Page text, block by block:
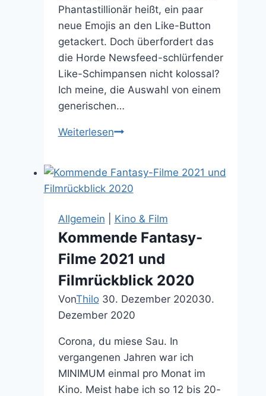
Phantastillionär heißt, ein paar
neue Emojis an den Like-Button
getackert. Doch überfordert das
die Horde Newsfeed-schlürfender
Like-Schimpansen nicht kolossal?
Ich meine, die Auswahl von einem
generischen…
WeiterlesenNeuer
Button
mit
Ich
erkläre
mal
kurz
Allgemein Kino & Film
Kommende Fantasy-
Filme 2021 und
Filmrückblick 2020
VonThilo 30. Dezember 202030.
Dezember 2020
Corona, du miese Sau. In
vergangenen Jahren war ich
MINIMUM einmal pro Monat im
Kino. Meist habe ich so 12 bis 20-